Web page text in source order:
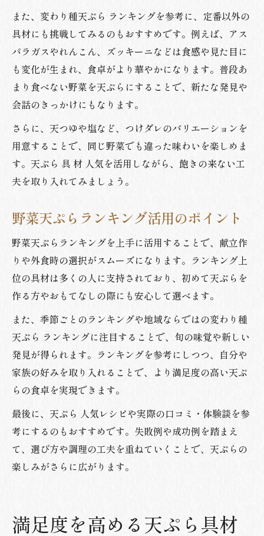
また、変わり種天ぷら ランキングを参考に、定番以外の
具材にも挑戦してみるのもおすすめです。例えば、アス
パラガスやれんこん、ズッキーニなどは食感や見た目に
も変化が生まれ、食卓がより華やかになります。普段あ
まり食べない野菜を天ぷらにすることで、新たな発見や
会話のきっかけにもなります。
さらに、天つゆや塩など、つけダレのバリエーションを
用意することで、同じ野菜でも違った味わいを楽しめま
す。天ぷら 具 材 人気を活用しながら、飽きの来ない工
夫を取り入れてみましょう。
野菜天ぷらランキング活用のポイント
野菜天ぷらランキングを上手に活用することで、献立作
りや外食時の選択がスムーズになります。ランキング上
位の具材は多くの人に支持されており、初めて天ぷらを
作る方やおもてなしの際にも安心して選べます。
また、季節ごとのランキングや地域ならではの変わり種
天ぷら ランキングに注目することで、旬の味覚や新しい
発見が得られます。ランキングを参考にしつつ、自分や
家族の好みを取り入れることで、より満足度の高い天ぷ
らの食卓を実現できます。
最後に、天ぷら 人気レシピや実際の口コミ・体験談を参
考にするのもおすすめです。失敗例や成功例を踏まえ
て、選び方や調理の工夫を重ねていくことで、天ぷらの
楽しみがさらに広がります。
満足度を高める天ぷら具材